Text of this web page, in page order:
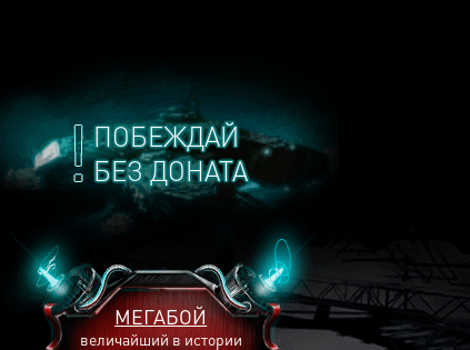
ПОБЕЖДАЙ
БЕЗ ДОНАТА
МЕГАБОЙ
величайший в истории